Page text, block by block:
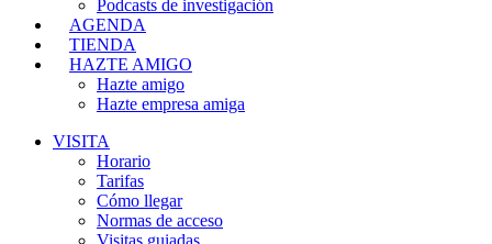
Podcasts de investigación
AGENDA
TIENDA
HAZTE AMIGO
Hazte amigo
Hazte empresa amiga
VISITA
Horario
Tarifas
Cómo llegar
Normas de acceso
Visitas guiadas